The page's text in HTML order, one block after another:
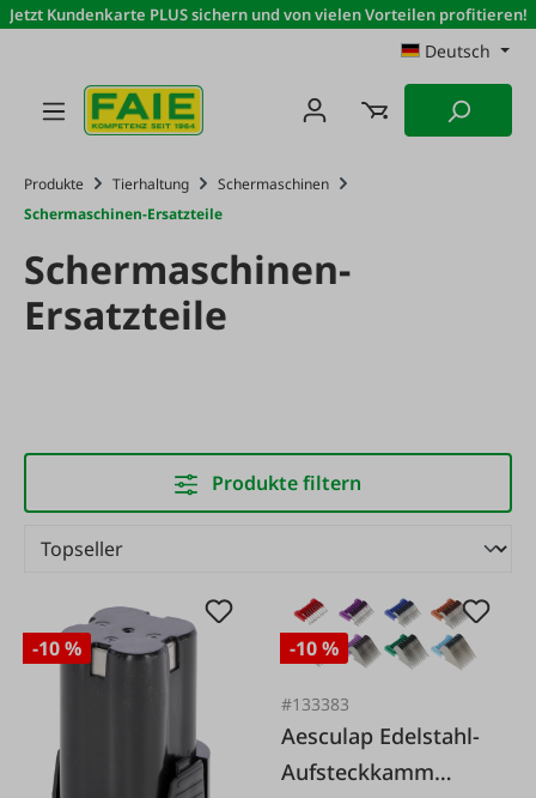
Zum Hauptinhalt springen
Jetzt Kundenkarte PLUS sichern und von vielen Vorteilen profitieren!
Deutsch
Produkte Tierhaltung
Schermaschinen
Schermaschinen-Ersatzteile
Schermaschinen-
Ersatzteile
Produkte filtern
-10 % -10 %
#133383
Aesculap Edelstahl-
Aufsteckkamm